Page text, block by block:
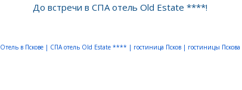
До встречи в СПА отель Old Estate ****!
Отель в Пскове | СПА отель Old Estate **** | гостиница Псков | гостиницы Пскова